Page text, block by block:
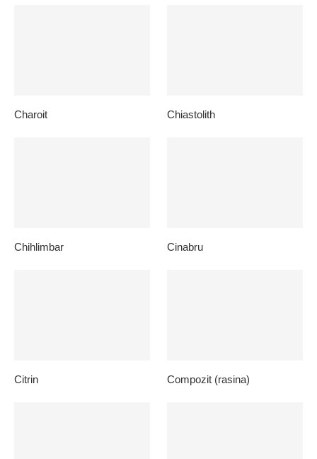
Charoit Chiastolith
Chihlimbar Cinabru
Citrin Compozit (rasina)